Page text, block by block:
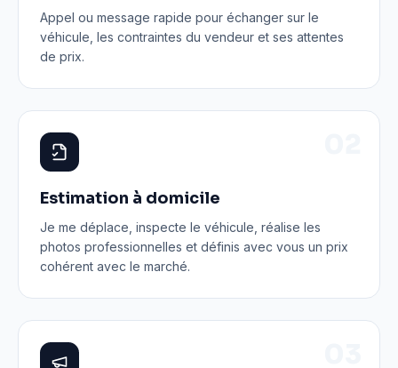
Appel ou message rapide pour échanger sur le
véhicule, les contraintes du vendeur et ses attentes
de prix.
Estimation à domicile
Je me déplace, inspecte le véhicule, réalise les
photos professionnelles et définis avec vous un prix
cohérent avec le marché.